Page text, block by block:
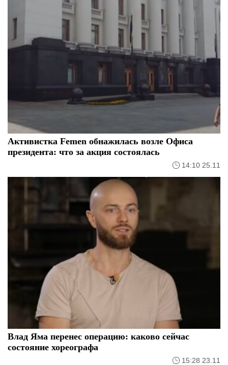
Активистка Femen обнажилась возле Офиса
президента: что за акция состоялась
14:10 25.11
Влад Яма перенес операцию: каково сейчас
состояние хореографа
15:28 23.11